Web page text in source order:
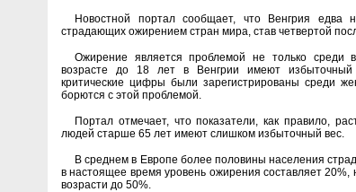
Новостной портал сообщает, что Венгрия
страдающих ожирением стран мира, став четвертой
Ожирение является проблемой не только среди
возрасте до 18 лет в Венгрии имеют
критические цифры были зарегистрированы среди
борются с этой проблемой.
Портал отмечает, что показатели, как правило,
людей старше 65 лет имеют слишком избыточный вес.
В среднем в Европе более половины населения
в настоящее время уровень ожирения составляет
возрасти до 50%.